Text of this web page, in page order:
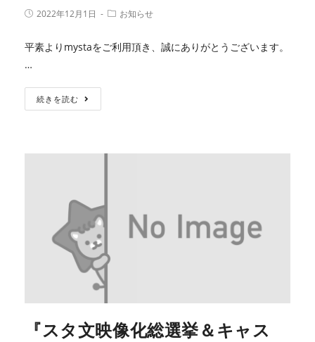
2022年12月1日 お知らせ
平素よりmystaをご利用頂き、誠にありがとうございます。
…
続きを読む
『スタ文映像化総選挙＆キャス